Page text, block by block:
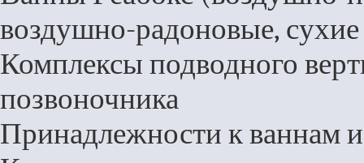
воздушно-радоновые,
Комплексы подводного
позвоночника
Принадлежности к ваннам